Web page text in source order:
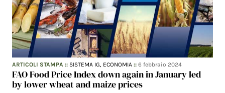
ARTICOLI STAMPA :: SISTEMA IG, ECONOMIA ::6 febbraio 2024
FAO Food Price Index down again in January led
by lower wheat and maize prices